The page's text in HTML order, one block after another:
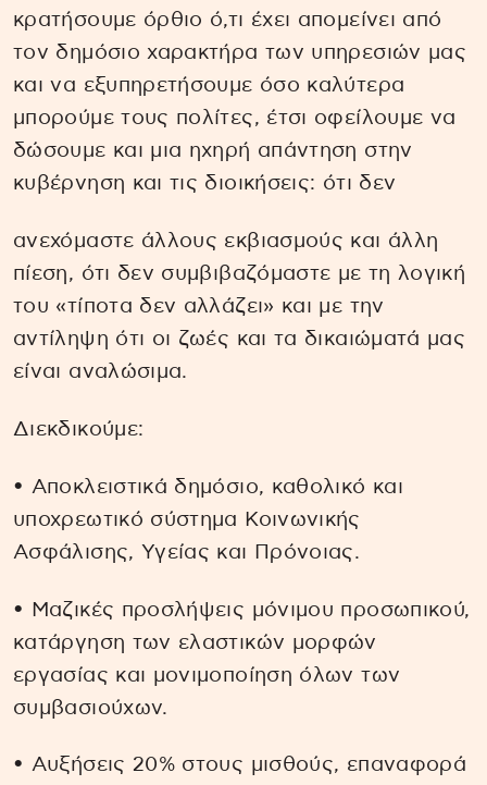
κρατήσουμε όρθιο ό,τι έχει απομείνει από
τον δημόσιο χαρακτήρα των υπηρεσιών μας
και να εξυπηρετήσουμε όσο καλύτερα
μπορούμε τους πολίτες, έτσι οφείλουμε να
δώσουμε και μια ηχηρή απάντηση στην
κυβέρνηση και τις διοικήσεις: ότι δεν
ανεχόμαστε άλλους εκβιασμούς και άλλη
πίεση, ότι δεν συμβιβαζόμαστε με τη λογική
του «τίποτα δεν αλλάζει» και με την
αντίληψη ότι οι ζωές και τα δικαιώματά μας
είναι αναλώσιμα.
Διεκδικούμε:
• Αποκλειστικά δημόσιο, καθολικό και
υποχρεωτικό σύστημα Κοινωνικής
Ασφάλισης, Υγείας και Πρόνοιας.
• Μαζικές προσλήψεις μόνιμου προσωπικού,
κατάργηση των ελαστικών μορφών
εργασίας και μονιμοποίηση όλων των
συμβασιούχων.
• Αυξήσεις 20% στους μισθούς, επαναφορά